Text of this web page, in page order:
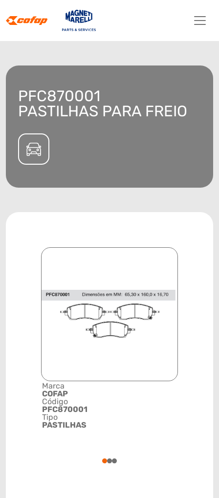
PFC870001
PASTILHAS PARA FREIO
Marca
COFAP
Código
PFC870001
Tipo
PASTILHAS
123